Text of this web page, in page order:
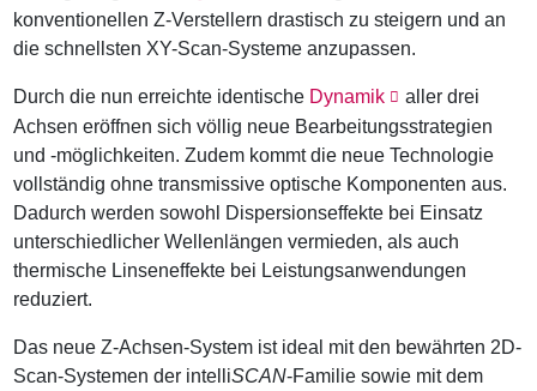
konventionellen Z-Verstellern drastisch zu steigern und an
die schnellsten XY-Scan-Systeme anzupassen.
Durch die nun erreichte identische Dynamik
aller drei
Achsen eröffnen sich völlig neue Bearbeitungsstrategien
und -möglichkeiten. Zudem kommt die neue Technologie
vollständig ohne transmissive optische Komponenten aus.
Dadurch werden sowohl Dispersionseffekte bei Einsatz
unterschiedlicher Wellenlängen vermieden, als auch
thermische Linseneffekte bei Leistungsanwendungen
reduziert.
Das neue Z-Achsen-System ist ideal mit den bewährten 2D-
Scan-Systemen der intelliSCAN-Familie sowie mit dem